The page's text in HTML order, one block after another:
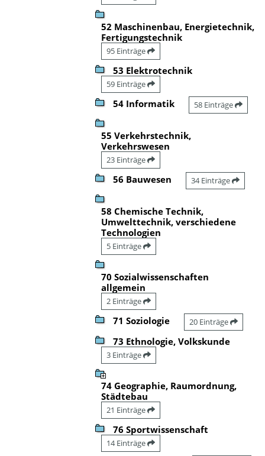
52 Maschinenbau, Energietechnik,
Fertigungstechnik
95 Einträge
53 Elektrotechnik
59 Einträge
54 Informatik 58 Einträge
55 Verkehrstechnik,
Verkehrswesen
23 Einträge
56 Bauwesen 34 Einträge
58 Chemische Technik,
Umwelttechnik, verschiedene
Technologien
5 Einträge
70 Sozialwissenschaften
allgemein
2 Einträge
71 Soziologie 20 Einträge
73 Ethnologie, Volkskunde
3 Einträge
74 Geographie, Raumordnung,
Städtebau
21 Einträge
76 Sportwissenschaft
14 Einträge